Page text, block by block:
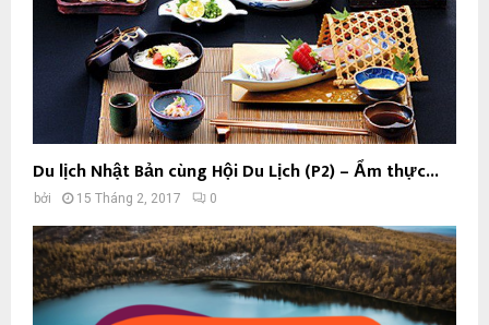
Du lịch Nhật Bản cùng Hội Du Lịch (P2) – Ẩm thực...
bởi 15 Tháng 2, 2017 0